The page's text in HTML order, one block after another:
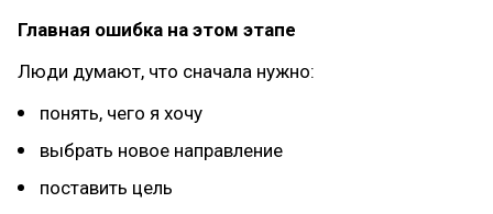
Главная ошибка на этом этапе
Люди думают, что сначала нужно:
понять, чего я хочу
выбрать новое направление
поставить цель